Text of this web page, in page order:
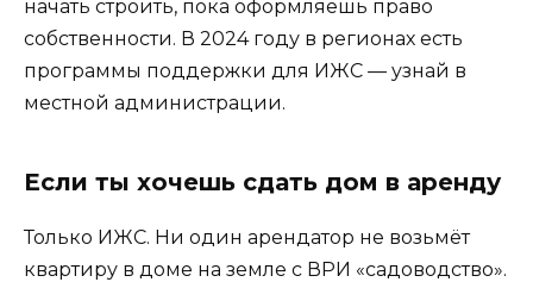
начать строить, пока оформляешь право
собственности. В 2024 году в регионах есть
программы поддержки для ИЖС — узнай в
местной администрации.
Если ты хочешь сдать дом в аренду
Только ИЖС. Ни один арендатор не возьмёт
квартиру в доме на земле с ВРИ «садоводство».